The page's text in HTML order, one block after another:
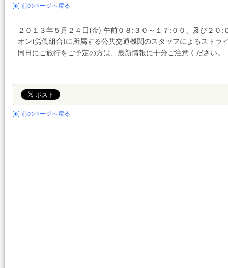
前のページへ戻る
２０１３年５月２４日(金) 午前０８:３０～１７:００、及び２０
オン(労働組合)に所属する公共交通機関のスタッフによるストラ
同日にご旅行をご予定の方は、最新情報に十分ご注意ください。
前のページへ戻る